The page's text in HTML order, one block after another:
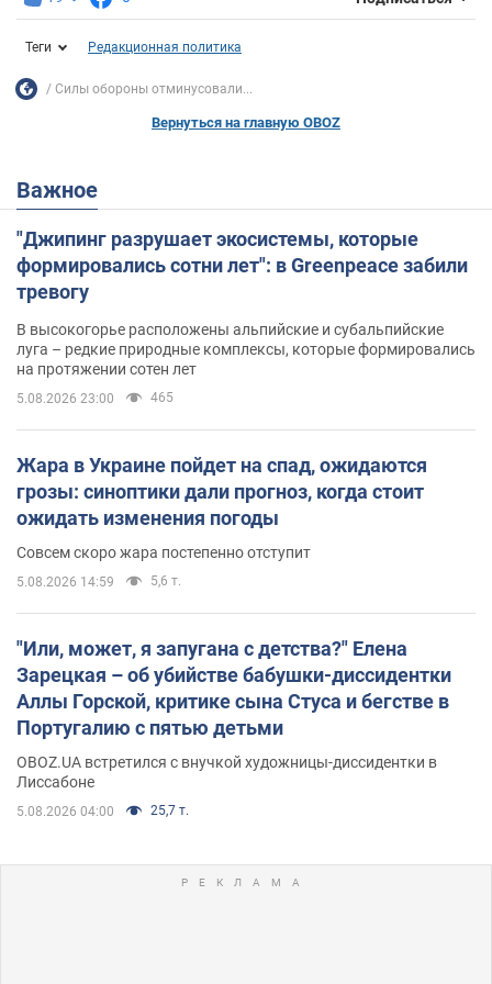
Теги Редакционная политика
Силы обороны отминусовали...
Вернуться на главную OBOZ
Важное
"Джипинг разрушает экосистемы, которые
формировались сотни лет": в Greenpeace забили
тревогу
В высокогорье расположены альпийские и субальпийские
луга – редкие природные комплексы, которые формировались
на протяжении сотен лет
5.08.2026 23:00 465
Жара в Украине пойдет на спад, ожидаются
грозы: синоптики дали прогноз, когда стоит
ожидать изменения погоды
Совсем скоро жара постепенно отступит
5.08.2026 14:59 5,6 т.
"Или, может, я запугана с детства?" Елена
Зарецкая – об убийстве бабушки-диссидентки
Аллы Горской, критике сына Стуса и бегстве в
Португалию с пятью детьми
OBOZ.UA встретился с внучкой художницы-диссидентки в
Лиссабоне
5.08.2026 04:00 25,7 т.